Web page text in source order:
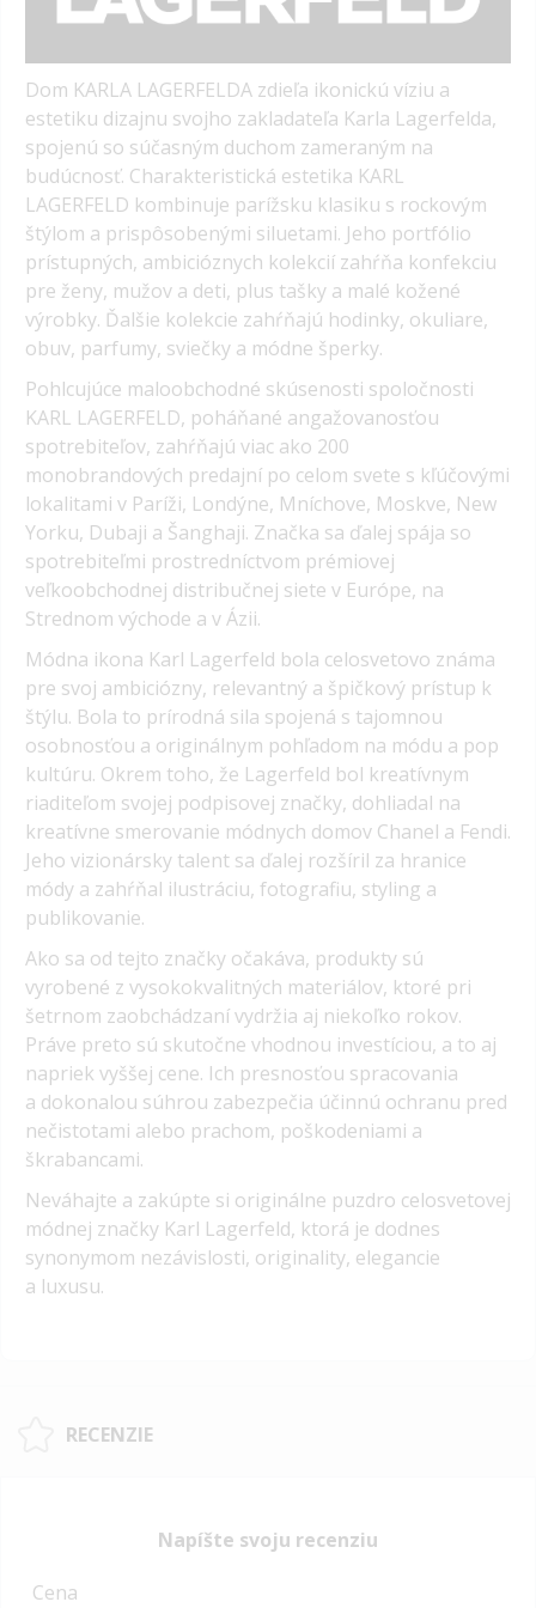
Dom KARLA LAGERFELDA zdieľa ikonickú víziu a
estetiku dizajnu svojho zakladateľa Karla Lagerfelda,
spojenú so súčasným duchom zameraným na
budúcnosť. Charakteristická estetika KARL
LAGERFELD kombinuje parížsku klasiku s rockovým
štýlom a prispôsobenými siluetami. Jeho portfólio
prístupných, ambicióznych kolekcií zahŕňa konfekciu
pre ženy, mužov a deti, plus tašky a malé kožené
výrobky. Ďalšie kolekcie zahŕňajú hodinky, okuliare,
obuv, parfumy, sviečky a módne šperky.
Pohlcujúce maloobchodné skúsenosti spoločnosti
KARL LAGERFELD, poháňané angažovanosťou
spotrebiteľov, zahŕňajú viac ako 200
monobrandových predajní po celom svete s kľúčovými
lokalitami v Paríži, Londýne, Mníchove, Moskve, New
Yorku, Dubaji a Šanghaji. Značka sa ďalej spája so
spotrebiteľmi prostredníctvom prémiovej
veľkoobchodnej distribučnej siete v Európe, na
Strednom východe a v Ázii.
Módna ikona Karl Lagerfeld bola celosvetovo známa
pre svoj ambiciózny, relevantný a špičkový prístup k
štýlu. Bola to prírodná sila spojená s tajomnou
osobnosťou a originálnym pohľadom na módu a pop
kultúru. Okrem toho, že Lagerfeld bol kreatívnym
riaditeľom svojej podpisovej značky, dohliadal na
kreatívne smerovanie módnych domov Chanel a Fendi.
Jeho vizionársky talent sa ďalej rozšíril za hranice
módy a zahŕňal ilustráciu, fotografiu, styling a
publikovanie.
Ako sa od tejto značky očakáva, produkty sú
vyrobené z vysokokvalitných materiálov, ktoré pri
šetrnom zaobchádzaní vydržia aj niekoľko rokov.
Práve preto sú skutočne vhodnou investíciou, a to aj
napriek vyššej cene. Ich presnosťou spracovania
a dokonalou súhrou zabezpečia účinnú ochranu pred
nečistotami alebo prachom, poškodeniami a
škrabancami.
Neváhajte a zakúpte si originálne puzdro celosvetovej
módnej značky Karl Lagerfeld, ktorá je dodnes
synonymom nezávislosti, originality, elegancie
a luxusu.
RECENZIE
Napíšte svoju recenziu
Cena